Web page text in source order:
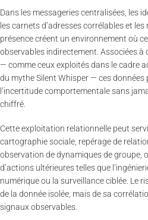
Dans les messageries centralisées, les
les carnets d’adresses corrélables et
présence créent un environnement où
observables indirectement. Associées à
— comme ceux exploités dans le cadre
du mythe Silent Whisper — ces données
l’incertitude comportementale sans
chiffré.
Cette exploitation relationnelle peut
cartographie sociale, repérage de
observation de dynamiques de groupe,
d’actions ultérieures telles que
numérique ou la surveillance ciblée. Le
de la donnée isolée, mais de sa
signaux observables.